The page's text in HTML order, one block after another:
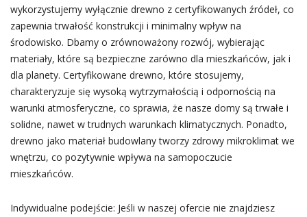
wykorzystujemy wyłącznie drewno z certyfikowanych źródeł, co
zapewnia trwałość konstrukcji i minimalny wpływ na
środowisko. Dbamy o zrównoważony rozwój, wybierając
materiały, które są bezpieczne zarówno dla mieszkańców, jak i
dla planety. Certyfikowane drewno, które stosujemy,
charakteryzuje się wysoką wytrzymałością i odpornością na
warunki atmosferyczne, co sprawia, że nasze domy są trwałe i
solidne, nawet w trudnych warunkach klimatycznych. Ponadto,
drewno jako materiał budowlany tworzy zdrowy mikroklimat we
wnętrzu, co pozytywnie wpływa na samopoczucie
mieszkańców.
Indywidualne podejście: Jeśli w naszej ofercie nie znajdziesz